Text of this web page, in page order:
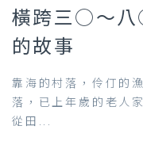
橫跨三○～八
的故事
靠海的村落，伶仃的
落，已上年歲的老人
從田...